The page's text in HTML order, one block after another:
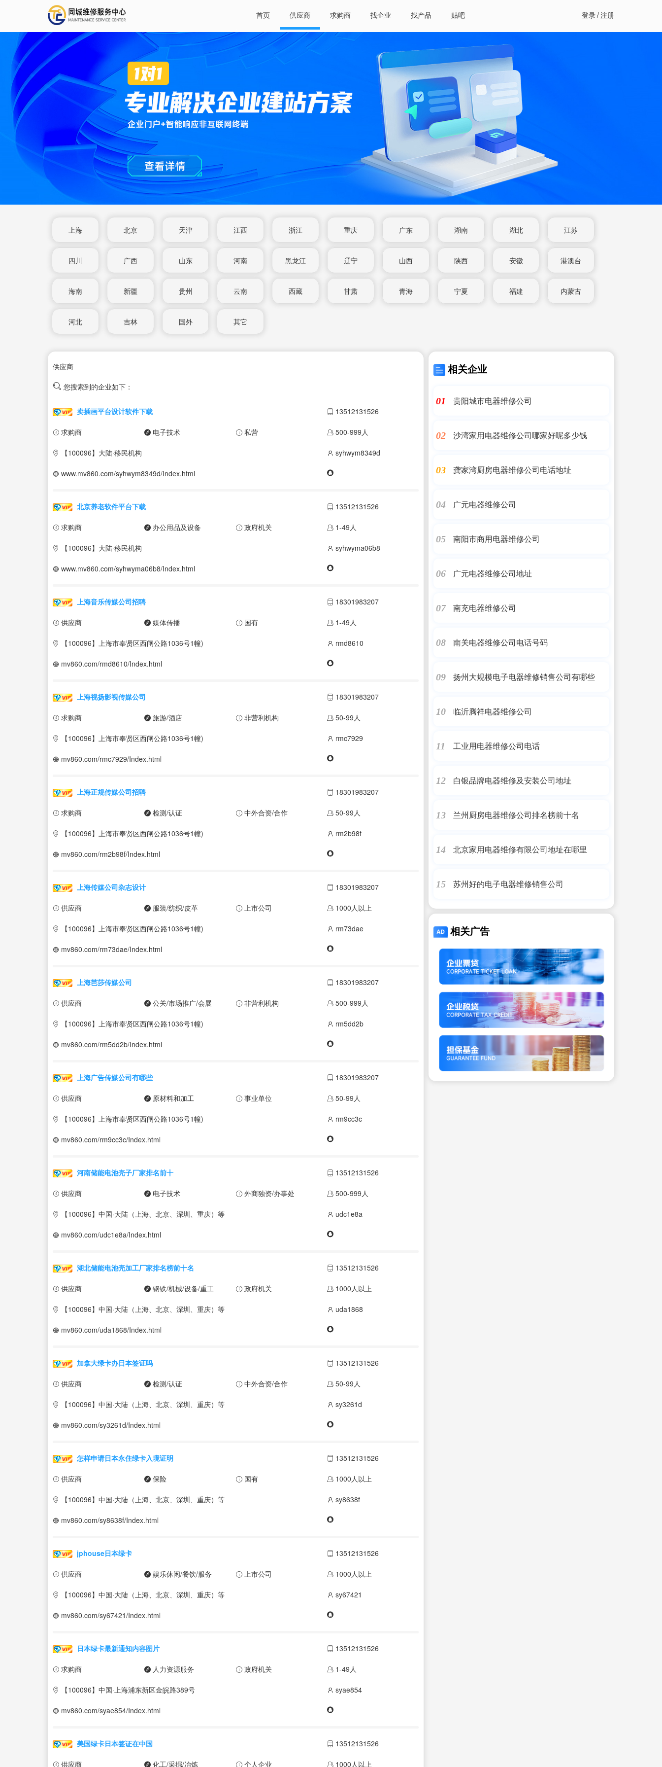
首页 供应商 求购商 找企业 找产品 贴吧 登录/注册
上海 北京 天津 江西 浙江 重庆 广东 湖南 湖北 江苏
四川 广西 山东 河南 黑龙江 辽宁 山西 陕西 安徽 港澳台
海南 新疆 贵州 云南 西藏 甘肃 青海 宁夏 福建 内蒙古
河北 吉林 国外 其它
供应商
您搜索到的企业如下：
卖插画平台设计软件下载 13512131526
求购商 电子技术 私营 500-999人
【100096】大陆·移民机构 syhwym8349d
www.mv860.com/syhwym8349d/Index.html
北京养老软件平台下载 13512131526
求购商 办公用品及设备 政府机关 1-49人
【100096】大陆·移民机构 syhwyma06b8
www.mv860.com/syhwyma06b8/Index.html
上海音乐传媒公司招聘 18301983207
供应商 媒体传播 国有 1-49人
【100096】上海市奉贤区西闸公路1036号1幢) rmd8610
mv860.com/rmd8610/Index.html
上海视扬影视传媒公司 18301983207
求购商 旅游/酒店 非营利机构 50-99人
【100096】上海市奉贤区西闸公路1036号1幢) rmc7929
mv860.com/rmc7929/Index.html
上海正规传媒公司招聘 18301983207
求购商 检测/认证 中外合资/合作 50-99人
【100096】上海市奉贤区西闸公路1036号1幢) rm2b98f
mv860.com/rm2b98f/Index.html
上海传媒公司杂志设计 18301983207
供应商 服装/纺织/皮革 上市公司 1000人以上
【100096】上海市奉贤区西闸公路1036号1幢) rm73dae
mv860.com/rm73dae/Index.html
上海芭莎传媒公司 18301983207
供应商 公关/市场推广/会展 非营利机构 500-999人
【100096】上海市奉贤区西闸公路1036号1幢) rm5dd2b
mv860.com/rm5dd2b/Index.html
上海广告传媒公司有哪些 18301983207
供应商 原材料和加工 事业单位 50-99人
【100096】上海市奉贤区西闸公路1036号1幢) rm9cc3c
mv860.com/rm9cc3c/Index.html
河南储能电池壳子厂家排名前十 13512131526
供应商 电子技术 外商独资/办事处 500-999人
【100096】中国·大陆（上海、北京、深圳、重庆）等 udc1e8a
mv860.com/udc1e8a/Index.html
湖北储能电池壳加工厂家排名榜前十名 13512131526
供应商 钢铁/机械/设备/重工 政府机关 1000人以上
【100096】中国·大陆（上海、北京、深圳、重庆）等 uda1868
mv860.com/uda1868/Index.html
加拿大绿卡办日本签证吗 13512131526
供应商 检测/认证 中外合资/合作 50-99人
【100096】中国·大陆（上海、北京、深圳、重庆）等 sy3261d
mv860.com/sy3261d/Index.html
怎样申请日本永住绿卡入境证明 13512131526
供应商 保险 国有 1000人以上
【100096】中国·大陆（上海、北京、深圳、重庆）等 sy8638f
mv860.com/sy8638f/Index.html
jphouse日本绿卡 13512131526
供应商 娱乐休闲/餐饮/服务 上市公司 1000人以上
【100096】中国·大陆（上海、北京、深圳、重庆）等 sy67421
mv860.com/sy67421/Index.html
日本绿卡最新通知内容图片 13512131526
求购商 人力资源服务 政府机关 1-49人
【100096】中国·上海浦东新区金皖路389号 syae854
mv860.com/syae854/Index.html
美国绿卡日本签证在中国 13512131526
供应商 化工/采掘/冶炼 个人企业 1000人以上
相关企业
01 贵阳城市电器维修公司
02 沙湾家用电器维修公司哪家好呢多少钱
03 龚家湾厨房电器维修公司电话地址
04 广元电器维修公司
05 南阳市商用电器维修公司
06 广元电器维修公司地址
07 南充电器维修公司
08 南关电器维修公司电话号码
09 扬州大规模电子电器维修销售公司有哪些
10 临沂腾祥电器维修公司
11 工业用电器维修公司电话
12 白银品牌电器维修及安装公司地址
13 兰州厨房电器维修公司排名榜前十名
14 北京家用电器维修有限公司地址在哪里
15 苏州好的电子电器维修销售公司
相关广告